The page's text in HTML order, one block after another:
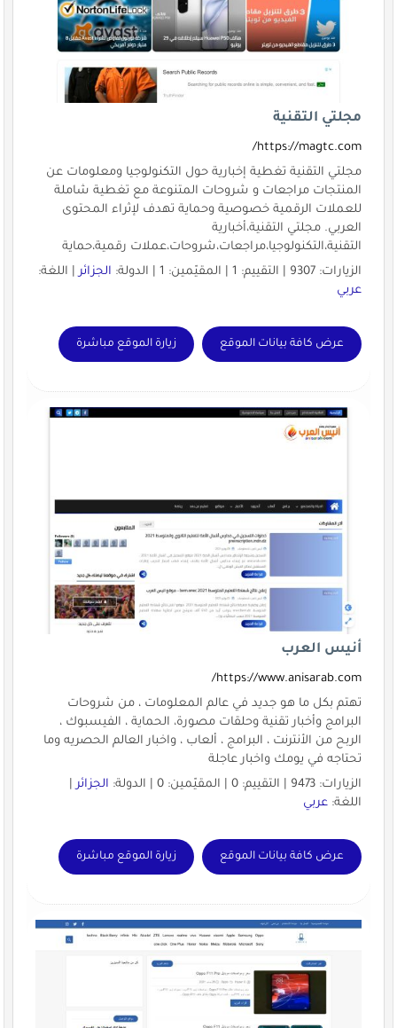
مجلتي التقنية
https://magtc.com/
مجلتي التقنية تغطية إخبارية حول التكنولوجيا ومعلومات عن
المنتجات مراجعات و شروحات المتنوعة مع تغطية شاملة
للعملات الرقمية خصوصية وحماية تهدف لإثراء المحتوى
العربي. مجلتي التقنية،أخبارية
التقنية،التكنولوجيا،مراجعات،شروحات،عملات رقمية،حماية
الزيارات: 9307 | التقييم: 1 | المقيّمين: 1 | الدولة:
الجزائر| اللغة:
عربي
عرض كافة بيانات الموقع زيارة الموقع مباشرة
أنيس العرب
https://www.anisarab.com/
تهتم بكل ما هو جديد في عالم المعلومات ، من شروحات
البرامج وأخبار تقنية وحلقات مصورة، الحماية ، الفيسبوك ،
الربح من الأنترنت ، البرامج ، ألعاب ، واخبار العالم الحصريه وما
تحتاجه في يومك واخبار عاجلة
الزيارات: 9473 | التقييم: 0 | المقيّمين: 0 | الدولة:
الجزائر|
اللغة: عربي
عرض كافة بيانات الموقع زيارة الموقع مباشرة